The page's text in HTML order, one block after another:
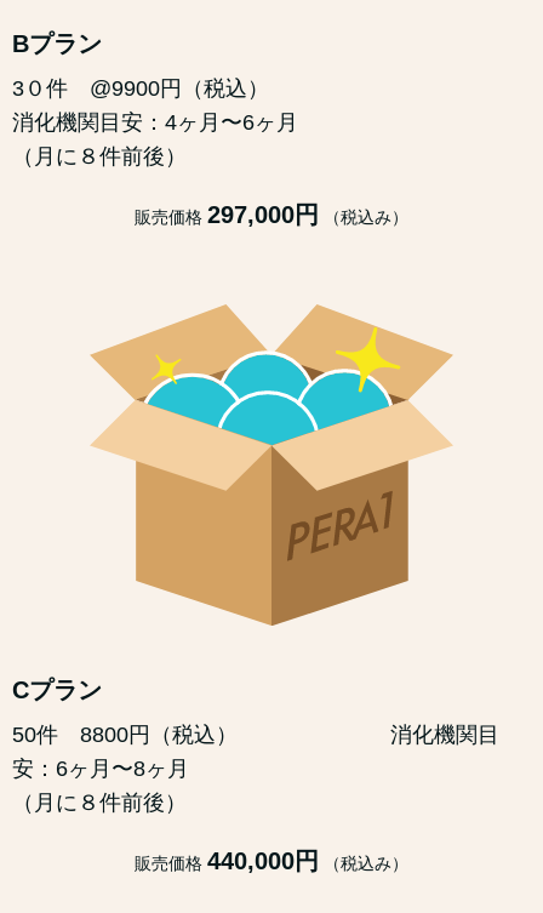
Bプラン
3０件 @9900円（税込）
消化機関目安：4ヶ月〜6ヶ月
（月に８件前後）
販売価格 297,000円 （税込み）
Cプラン
50件 8800円（税込） 消化機関目
安：6ヶ月〜8ヶ月
（月に８件前後）
販売価格 440,000円 （税込み）